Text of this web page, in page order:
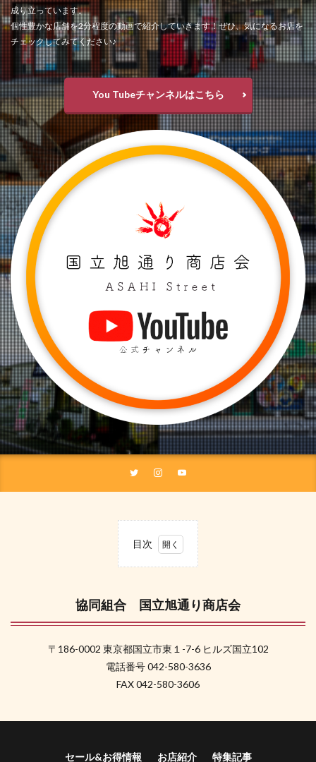
成り立っています。
個性豊かな店舗を2分程度の動画で紹介していきます！ぜひ、気になるお店を
チェックしてみてください♪
You Tubeチャンネルはこちら
目次
合
国立
旭通
店会
協同組合 国立旭通り商店会
〒186-0002 東京都国立市東１-7-6 ヒルズ国立102
電話番号 042-580-3636
FAX 042-580-3606
セール&お得情報 お店紹介 特集記事